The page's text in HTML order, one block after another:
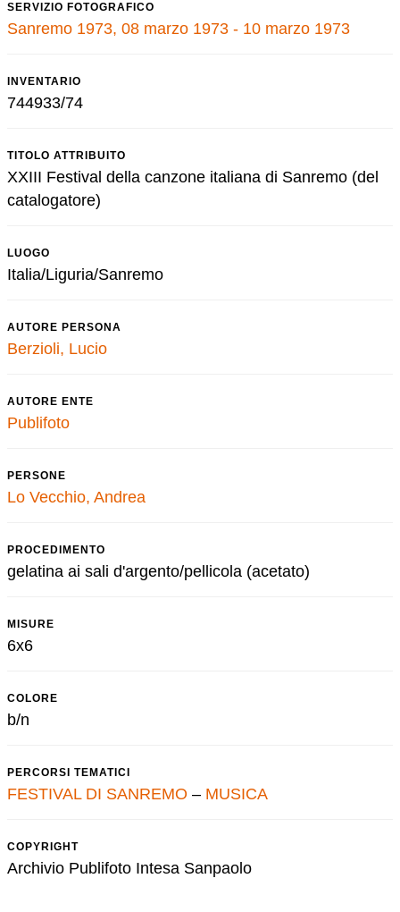
SERVIZIO FOTOGRAFICO
Sanremo 1973, 08 marzo 1973 - 10 marzo 1973
INVENTARIO
744933/74
TITOLO ATTRIBUITO
XXIII Festival della canzone italiana di Sanremo (del
catalogatore)
LUOGO
Italia/Liguria/Sanremo
AUTORE PERSONA
Berzioli, Lucio
AUTORE ENTE
Publifoto
PERSONE
Lo Vecchio, Andrea
PROCEDIMENTO
gelatina ai sali d'argento/pellicola (acetato)
MISURE
6x6
COLORE
b/n
PERCORSI TEMATICI
FESTIVAL DI SANREMO – MUSICA
COPYRIGHT
Archivio Publifoto Intesa Sanpaolo